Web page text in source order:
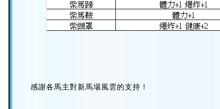
感謝各馬主對新馬場風雲的支持！